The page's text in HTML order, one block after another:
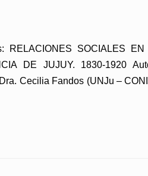
SOCIALES
DE JUJUY. 1830-1920
Cecilia Fandos (UNJu –